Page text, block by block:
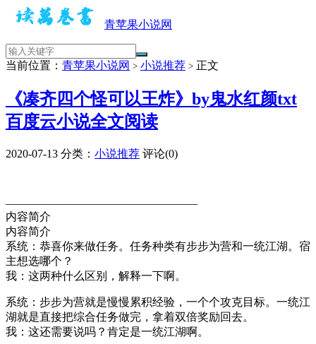
青苹果小说网
当前位置： 青苹果小说网 > 小说推荐 > 正文
《凑齐四个怪可以王炸》by鬼水红颜txt
百度云小说全文阅读
2020-07-13 分类： 小说推荐 评论(0)
—————————————————
内容简介
内容简介
系统：恭喜你来做任务。任务种类有步步为营和一统江湖。宿
主想选哪个？
我：这两种什么区别，解释一下啊。
系统：步步为营就是慢慢累积经验，一个个攻克目标。一统江
湖就是直接把综合任务做完，拿着双倍奖励回去。
我：这还需要说吗？肯定是一统江湖啊。